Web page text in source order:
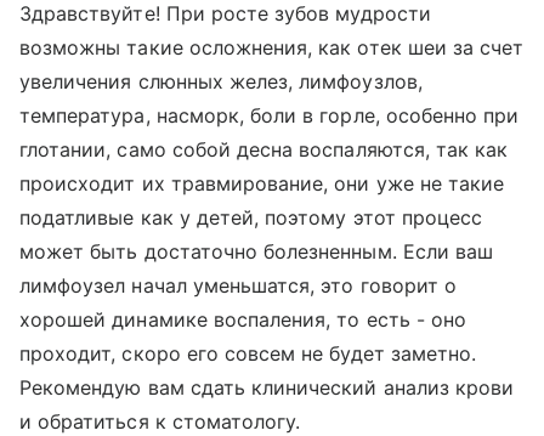
Здравствуйте! При росте зубов мудрости
возможны такие осложнения, как отек шеи за счет
увеличения слюнных желез, лимфоузлов,
температура, насморк, боли в горле, особенно при
глотании, само собой десна воспаляются, так как
происходит их травмирование, они уже не такие
податливые как у детей, поэтому этот процесс
может быть достаточно болезненным. Если ваш
лимфоузел начал уменьшатся, это говорит о
хорошей динамике воспаления, то есть - оно
проходит, скоро его совсем не будет заметно.
Рекомендую вам сдать клинический анализ крови
и обратиться к стоматологу.